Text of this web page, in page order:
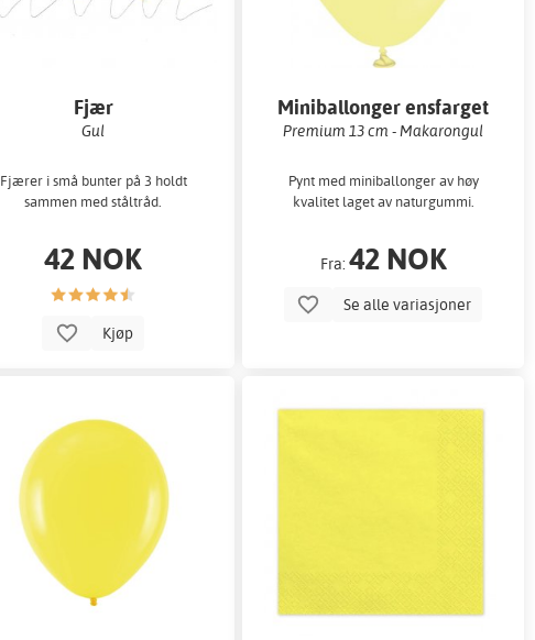
Fjær
Gul
Fjærer i små bunter på 3 holdt
sammen med ståltråd.
42 NOK
Kjøp
Miniballonger ensfarget
Premium 13 cm - Makarongul
Pynt med miniballonger av høy
kvalitet laget av naturgummi.
Fra: 42 NOK
Se alle variasjoner